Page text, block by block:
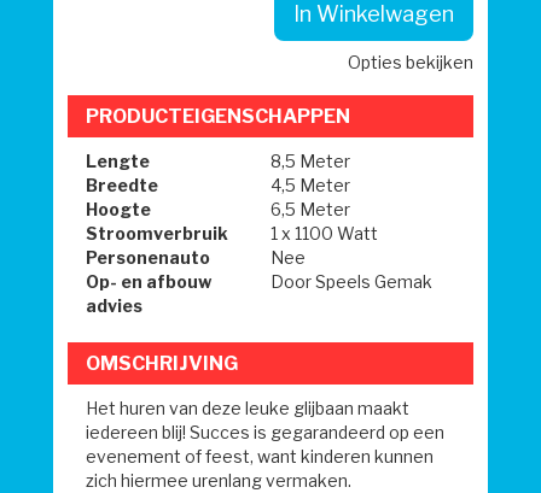
In Winkelwagen
Opties bekijken
PRODUCTEIGENSCHAPPEN
Lengte
8,5 Meter
Breedte
4,5 Meter
Hoogte
6,5 Meter
Stroomverbruik
1 x 1100 Watt
Personenauto
Nee
Op- en afbouw
advies
Door Speels Gemak
OMSCHRIJVING
Het huren van deze leuke glijbaan maakt
iedereen blij! Succes is gegarandeerd op een
evenement of feest, want kinderen kunnen
zich hiermee urenlang vermaken.